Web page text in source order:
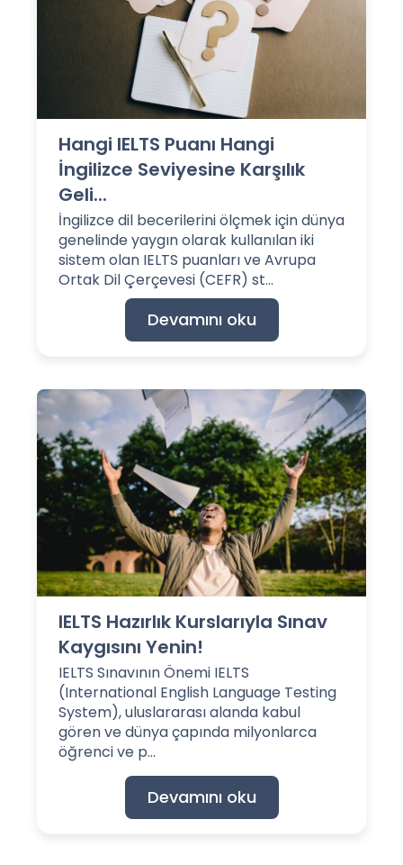
Hangi IELTS Puanı Hangi
İngilizce Seviyesine Karşılık
Geli...
İngilizce dil becerilerini ölçmek için dünya
genelinde yaygın olarak kullanılan iki
sistem olan IELTS puanları ve Avrupa
Ortak Dil Çerçevesi (CEFR) st...
Devamını oku
IELTS Hazırlık Kurslarıyla Sınav
Kaygısını Yenin!
IELTS Sınavının Önemi IELTS
(International English Language Testing
System), uluslararası alanda kabul
gören ve dünya çapında milyonlarca
öğrenci ve p...
Devamını oku